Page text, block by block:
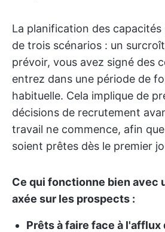
La planification des
de trois scénarios : un
prévoir, vous avez signé des
entrez dans une période de
habituelle. Cela implique de
décisions de recrutement
travail ne commence, afin
soient prêtes dès le premier
Ce qui fonctionne bien avec
axée sur les prospects :
Prêts à faire face à l'afflux